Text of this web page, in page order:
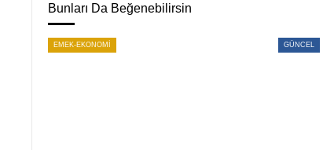
Bunları Da Beğenebilirsin
EMEK-EKONOMİ GÜNCEL